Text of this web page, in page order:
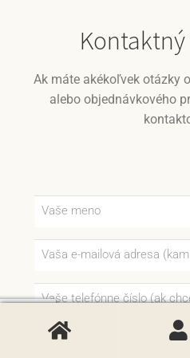
Ak máte akékoľvek otázky
alebo objednávkového